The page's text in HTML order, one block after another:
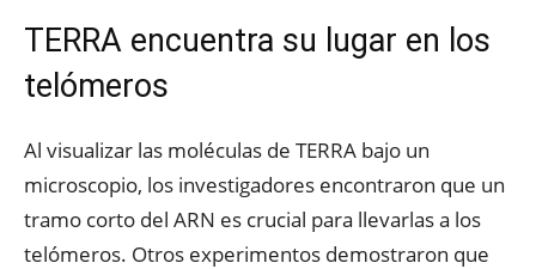
TERRA encuentra su lugar en los
telómeros
Al visualizar las moléculas de TERRA bajo un
microscopio, los investigadores encontraron que un
tramo corto del ARN es crucial para llevarlas a los
telómeros. Otros experimentos demostraron que